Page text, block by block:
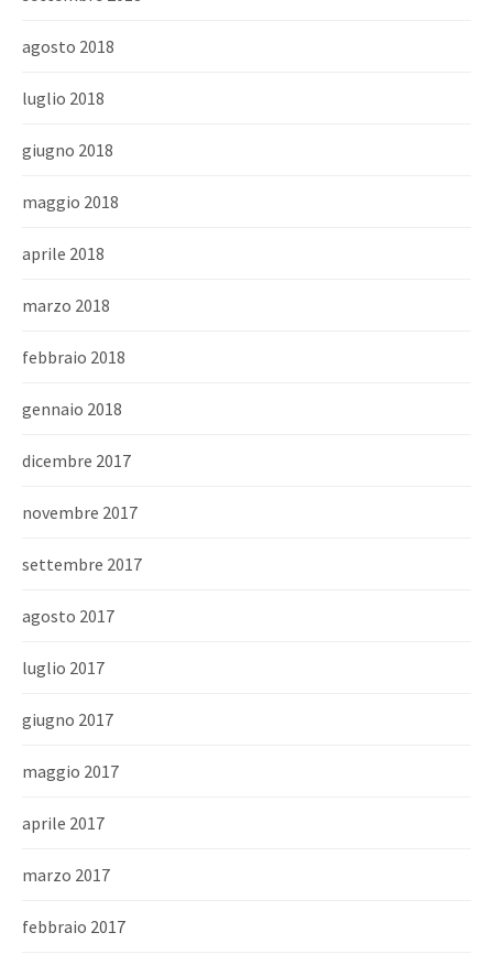
agosto 2018
luglio 2018
giugno 2018
maggio 2018
aprile 2018
marzo 2018
febbraio 2018
gennaio 2018
dicembre 2017
novembre 2017
settembre 2017
agosto 2017
luglio 2017
giugno 2017
maggio 2017
aprile 2017
marzo 2017
febbraio 2017